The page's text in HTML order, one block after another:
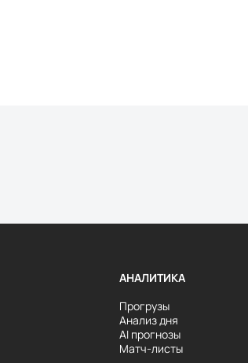
АНАЛИТИКА
Прогрузы
Анализ дня
AI прогнозы
Матч-листы